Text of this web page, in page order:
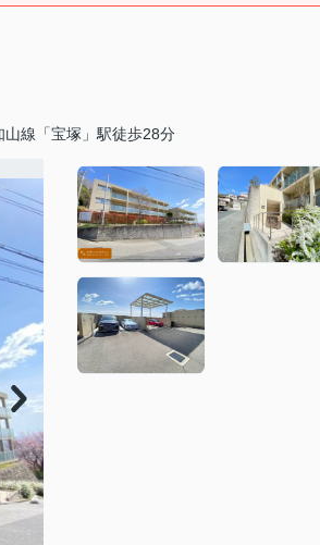
山線「宝塚」駅徒歩28分